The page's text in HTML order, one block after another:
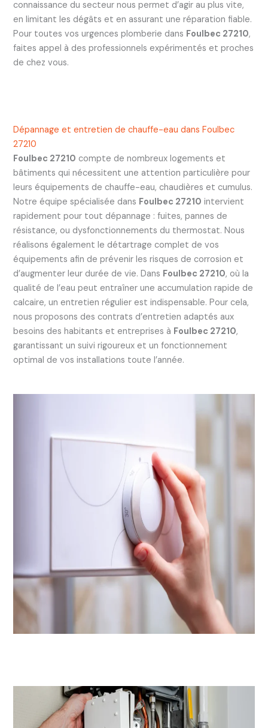
connaissance du secteur nous permet d’agir au plus vite,
en limitant les dégâts et en assurant une réparation fiable.
Pour toutes vos urgences plomberie dans Foulbec 27210,
faites appel à des professionnels expérimentés et proches
de chez vous.
Dépannage et entretien de chauffe-eau dans Foulbec
27210
Foulbec 27210 compte de nombreux logements et
bâtiments qui nécessitent une attention particulière pour
leurs équipements de chauffe-eau, chaudières et cumulus.
Notre équipe spécialisée dans Foulbec 27210 intervient
rapidement pour tout dépannage : fuites, pannes de
résistance, ou dysfonctionnements du thermostat. Nous
réalisons également le détartrage complet de vos
équipements afin de prévenir les risques de corrosion et
d’augmenter leur durée de vie. Dans Foulbec 27210, où la
qualité de l’eau peut entraîner une accumulation rapide de
calcaire, un entretien régulier est indispensable. Pour cela,
nous proposons des contrats d’entretien adaptés aux
besoins des habitants et entreprises à Foulbec 27210,
garantissant un suivi rigoureux et un fonctionnement
optimal de vos installations toute l’année.